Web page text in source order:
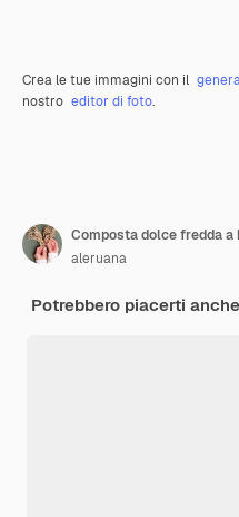
Crea le tue immagini con il
nostro editor di foto.
aleruana
Potrebbero piacerti